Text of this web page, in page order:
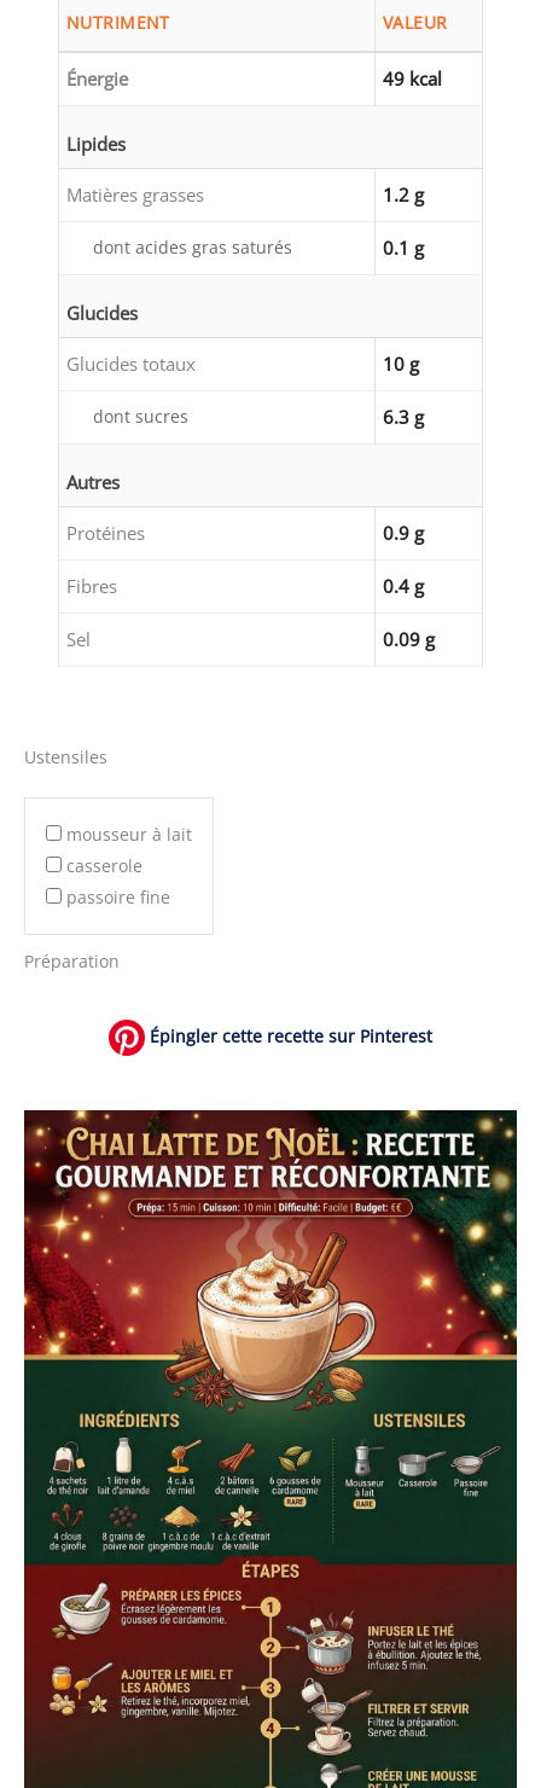
NUTRIMENT VALEUR
Énergie 49 kcal
Lipides
Matières grasses 1.2 g
dont acides gras saturés 0.1 g
Glucides
Glucides totaux 10 g
dont sucres 6.3 g
Autres
Protéines 0.9 g
Fibres 0.4 g
Sel 0.09 g
Ustensiles
mousseur à lait
casserole
passoire fine
Préparation
Épingler cette recette sur Pinterest